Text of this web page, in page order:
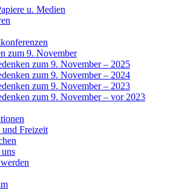
u. Medien
zum 9. November
zum 9. November – 2025
zum 9. November – 2024
zum 9. November – 2023
zum 9. November – vor 2023
Freizeit